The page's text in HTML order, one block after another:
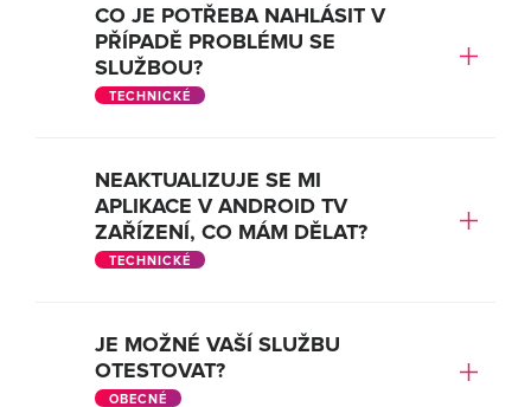
CO JE POTŘEBA NAHLÁSIT V
PŘÍPADĚ PROBLÉMU SE
SLUŽBOU?
TECHNICKÉ
NEAKTUALIZUJE SE MI
APLIKACE V ANDROID TV
ZAŘÍZENÍ, CO MÁM DĚLAT?
TECHNICKÉ
JE MOŽNÉ VAŠÍ SLUŽBU
OTESTOVAT?
OBECNÉ